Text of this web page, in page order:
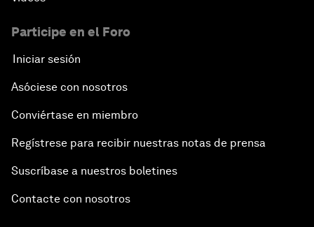
Participe en el Foro
Iniciar sesión
Asóciese con nosotros
Conviértase en miembro
Regístrese para recibir nuestras notas de prensa
Suscríbase a nuestros boletines
Contacte con nosotros